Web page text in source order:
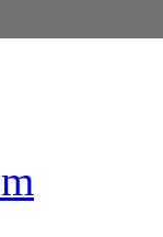
йойоер из ...